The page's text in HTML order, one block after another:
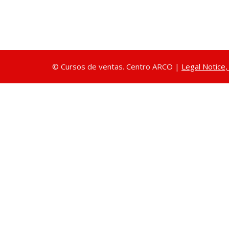
© Cursos de ventas. Centro ARCO | Legal